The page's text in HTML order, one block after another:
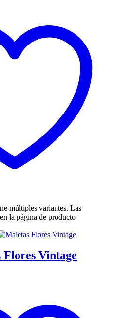
múltiples variantes. Las
la página de producto
Flores Vintage